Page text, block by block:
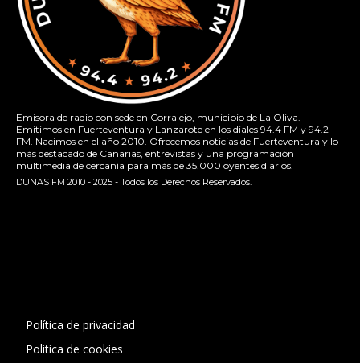
Emisora de radio con sede en Corralejo, municipio de La Oliva.
Emitimos en Fuerteventura y Lanzarote en los diales 94.4 FM y 94.2
FM. Nacimos en el año 2010. Ofrecemos noticias de Fuerteventura y lo
más destacado de Canarias, entrevistas y una programación
multimedia de cercanía para más de 35.000 oyentes diarios.
DUNAS FM 2010 - 2025 - Todos los Derechos Reservados.
Política de privacidad
Politica de cookies